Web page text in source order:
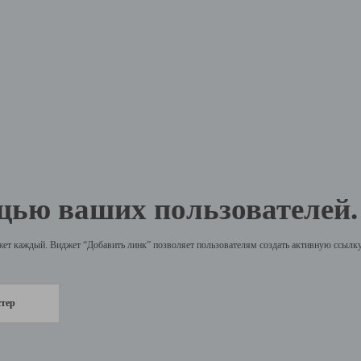
ваших пользователей.
каждый. Виджет “Добавить линк” позволяет пользователям создать активную